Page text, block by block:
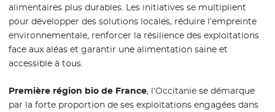
alimentaires plus durables. Les initiatives se multiplient
pour développer des solutions locales, réduire l’empreinte
environnementale, renforcer la résilience des exploitations
face aux aléas et garantir une alimentation saine et
accessible à tous.
Première région bio de France, l’Occitanie se démarque
par la forte proportion de ses exploitations engagées dans